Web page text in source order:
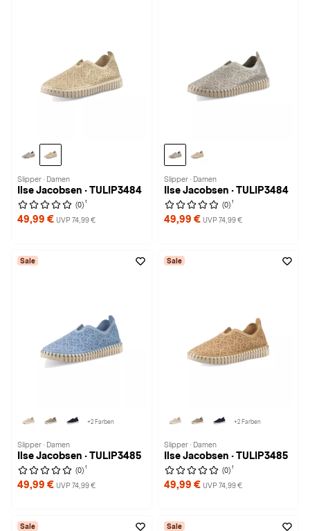
Slipper · Damen
Ilse Jacobsen · TULIP3484
(0) 1
49,99 € UVP 74,99 €
Slipper · Damen
Ilse Jacobsen · TULIP3484
(0) 1
49,99 € UVP 74,99 €
Sale
+2 Farben
Slipper · Damen
Ilse Jacobsen · TULIP3485
(0) 1
49,99 € UVP 74,99 €
Sale
+2 Farben
Slipper · Damen
Ilse Jacobsen · TULIP3485
(0) 1
49,99 € UVP 74,99 €
Sale Sale